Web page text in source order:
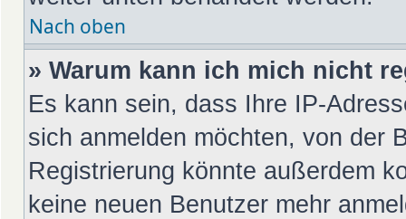
Nach oben
» Warum kann ich mich nicht
Es kann sein, dass Ihre IP-
sich anmelden möchten, von der
Registrierung könnte außerdem
keine neuen Benutzer mehr